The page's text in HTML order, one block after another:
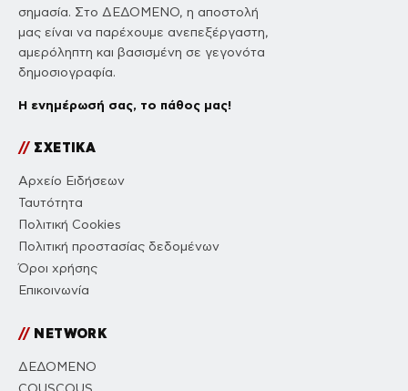
σημασία. Στο ΔΕΔΟΜΕΝΟ, η αποστολή
μας είναι να παρέχουμε ανεπεξέργαστη,
αμερόληπτη και βασισμένη σε γεγονότα
δημοσιογραφία.
Η ενημέρωσή σας, το πάθος μας!
//ΣΧΕΤΙΚΑ
Αρχείο Ειδήσεων
Ταυτότητα
Πολιτική Cookies
Πολιτική προστασίας δεδομένων
Όροι χρήσης
Επικοινωνία
//NETWORK
ΔΕΔΟΜΕΝΟ